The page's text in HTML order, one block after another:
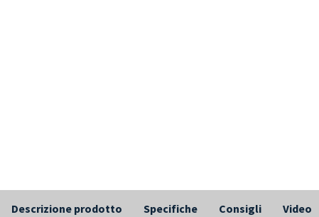
Descrizione prodotto Specifiche Consigli Video